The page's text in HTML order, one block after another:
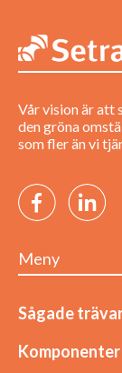
Vår vision är att
den gröna
som fler än vi
Meny
Sågade
Komponenter